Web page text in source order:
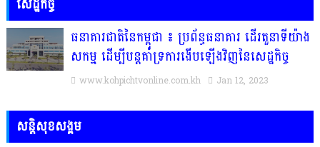
ធនាគារជាតិនៃកម្ពុជា ៖ ប្រព័ន្ធធនាគារ ដើរតួនាទីយ៉ាង
សកម្ម ដើម្បីបន្តគាំទ្រការងើបឡើងវិញនៃសេដ្ឋកិច្ច
www.kohpichtvonline.com.kh Jan 12, 2023
សន្តិសុខសង្គម